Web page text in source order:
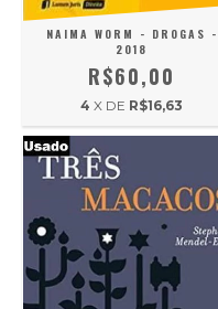
NAIMA WORM - DROGAS -
2018
R$60,00
4 X DE R$16,63